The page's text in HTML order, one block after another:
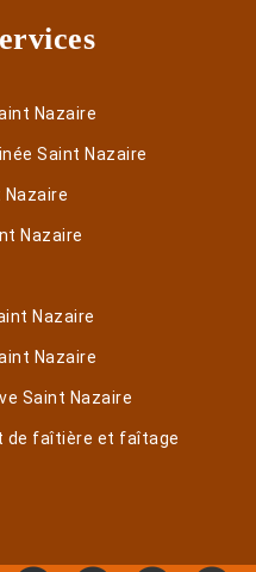
Nazaire
Saint Nazaire
Nazaire
Nazaire
Nazaire
Nazaire
Saint Nazaire
de faîtière et faîtage